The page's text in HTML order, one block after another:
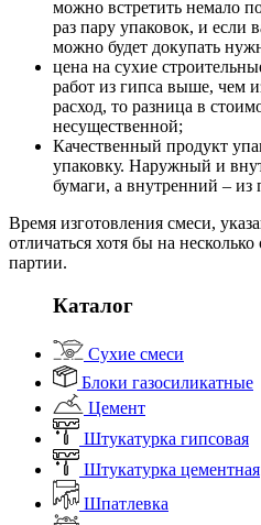
можно встретить немало
раз пару упаковок, и если
можно будет докупать
цена на сухие
работ из гипса выше, чем
расход, то разница в
несущественной;
Качественный продукт
упаковку. Наружный и
бумаги, а внутренний – из
Время изготовления смеси,
отличаться хотя бы на
партии.
Каталог
Сухие смеси
Блоки газосиликатные
Цемент
Штукатурка гипсовая
Штукатурка цементная
Шпатлевка